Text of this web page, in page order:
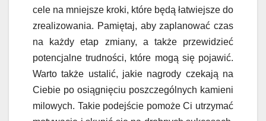
cele na mniejsze kroki, które będą łatwiejsze do
zrealizowania. Pamiętaj, aby zaplanować czas
na każdy etap zmiany, a także przewidzieć
potencjalne trudności, które mogą się pojawić.
Warto także ustalić, jakie nagrody czekają na
Ciebie po osiągnięciu poszczególnych kamieni
milowych. Takie podejście pomoże Ci utrzymać